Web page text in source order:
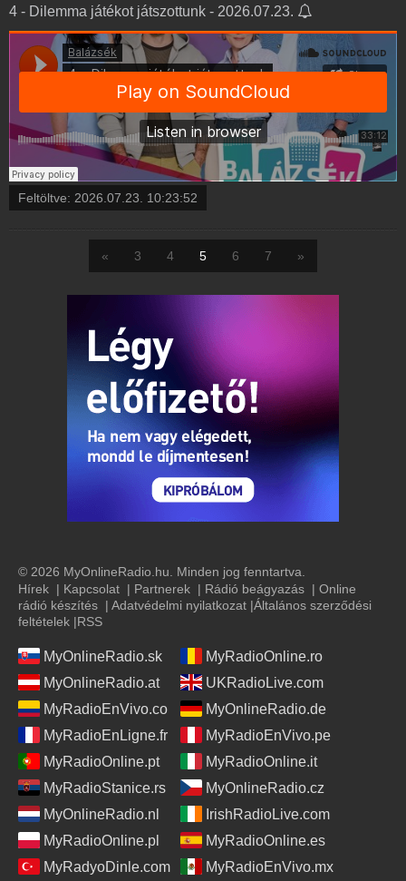
4 - Dilemma játékot játszottunk - 2026.07.23.
Feltöltve: 2026.07.23. 10:23:52
« 3 4 5 6 7 »
© 2026 MyOnlineRadio.hu. Minden jog fenntartva.
Hírek | Kapcsolat | Partnerek | Rádió beágyazás | Online
rádió készítés | Adatvédelmi nyilatkozat |Általános szerződési
feltételek |RSS
MyOnlineRadio.sk
MyRadioOnline.ro
MyOnlineRadio.at
UKRadioLive.com
MyRadioEnVivo.co
MyOnlineRadio.de
MyRadioEnLigne.fr
MyRadioEnVivo.pe
MyRadioOnline.pt
MyRadioOnline.it
MyRadioStanice.rs
MyOnlineRadio.cz
MyOnlineRadio.nl
IrishRadioLive.com
MyRadioOnline.pl
MyRadioOnline.es
MyRadyoDinle.com
MyRadioEnVivo.mx